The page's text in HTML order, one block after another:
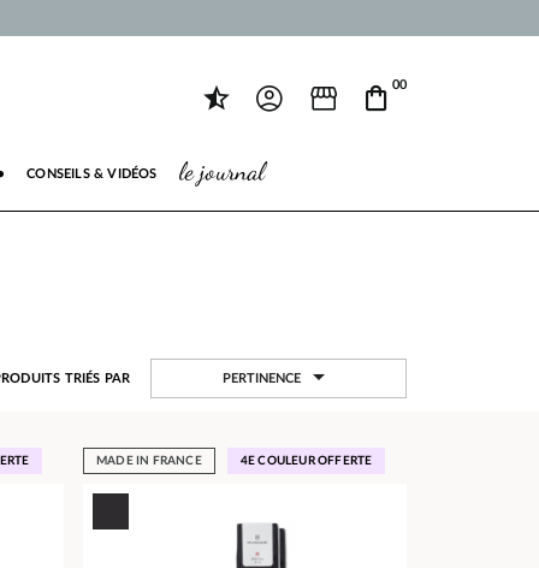
00
CONSEILS & VIDÉOS le journal
TRIÉS PAR PERTINENCE 
MADE IN FRANCE 4E COULEUR OFFERTE